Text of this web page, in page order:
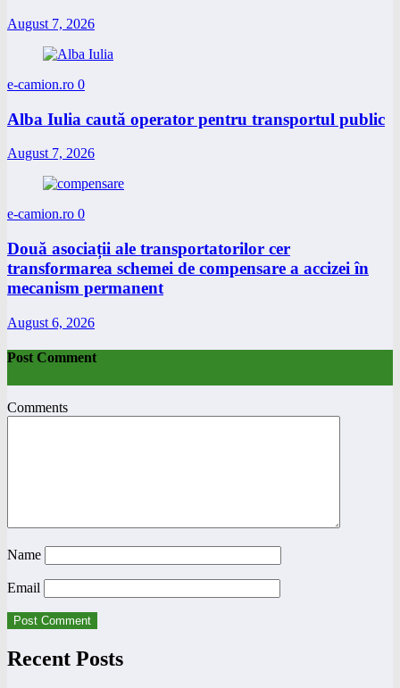
August 7, 2026
e-camion.ro 0
Alba Iulia caută operator pentru transportul public
August 7, 2026
e-camion.ro 0
Două asociații ale transportatorilor cer
transformarea schemei de compensare a accizei în
mecanism permanent
August 6, 2026
Post Comment
Comments
Name
Email
Recent Posts